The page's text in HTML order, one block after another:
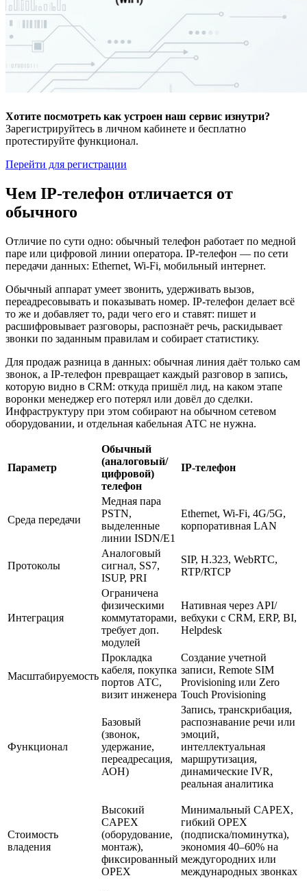
Хотите посмотреть как устроен наш сервис изнутри?
Зарегистрируйтесь в личном кабинете и бесплатно
протестируйте функционал.
Перейти для регистрации
Чем IP-телефон отличается от
обычного
Отличие по сути одно: обычный телефон работает по медной
паре или цифровой линии оператора. IP-телефон — по сети
передачи данных: Ethernet, Wi-Fi, мобильный интернет.
Обычный аппарат умеет звонить, удерживать вызов,
переадресовывать и показывать номер. IP-телефон делает всё
то же и добавляет то, ради чего его и ставят: пишет и
расшифровывает разговоры, распознаёт речь, раскидывает
звонки по заданным правилам и собирает статистику.
Для продаж разница в данных: обычная линия даёт только сам
звонок, а IP-телефон превращает каждый разговор в запись,
которую видно в CRM: откуда пришёл лид, на каком этапе
воронки менеджер его потерял или довёл до сделки.
Инфраструктуру при этом собирают на обычном сетевом
оборудовании, и отдельная кабельная АТС не нужна.
Параметр
Обычный
(аналоговый/
цифровой)
телефон
IP-телефон
Среда передачи
Медная пара
PSTN,
выделенные
линии ISDN/E1
Ethernet, Wi-Fi, 4G/5G,
корпоративная LAN
Протоколы
Аналоговый
сигнал, SS7,
ISUP, PRI
SIP, H.323, WebRTC,
RTP/RTCP
Интеграция
Ограничена
физическими
коммутаторами,
требует доп.
модулей
Нативная через API/
вебхуки с CRM, ERP, BI,
Helpdesk
Масштабируемость
Прокладка
кабеля, покупка
портов АТС,
визит инженера
Создание учетной
записи, Remote SIM
Provisioning или Zero
Touch Provisioning
Функционал
Базовый
(звонок,
удержание,
переадресация,
АОН)
Запись, транскрибация,
распознавание речи или
эмоций,
интеллектуальная
маршрутизация,
динамические IVR,
реальная аналитика
Стоимость
владения
Высокий
CAPEX
(оборудование,
монтаж),
фиксированный
OPEX
Минимальный CAPEX,
гибкий OPEX
(подписка/поминутка),
экономия 40–60% на
междугородних или
международных звонках